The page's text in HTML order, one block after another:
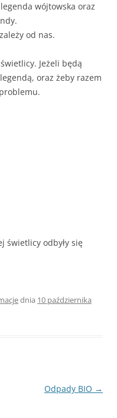
wójtowska oraz
od nas.
Jeżeli będą
oraz żeby razem
świetlicy odbyły się
dnia 10 października
Odpady BIO →